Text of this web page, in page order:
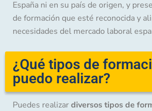
España ni en su país de origen, y
de formación que esté reconocida y
necesidades del mercado laboral
¿Qué tipos de
puedo realizar?
Puedes realizardiversos tipos de